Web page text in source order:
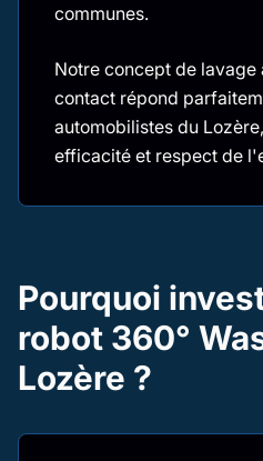
communes.
Notre concept de lavage
contact répond
automobilistes du
efficacité et respect de
Pourquoi
robot 360°
Lozère ?